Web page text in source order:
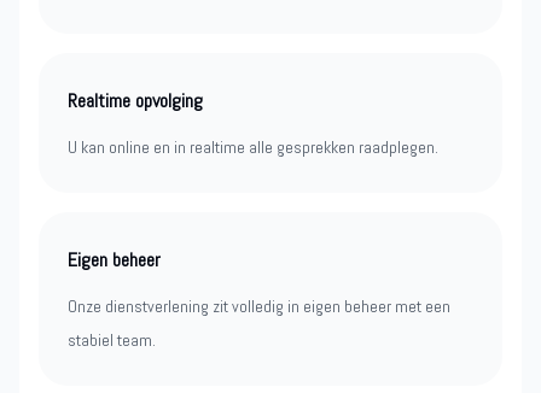
Realtime opvolging
U kan online en in realtime alle gesprekken raadplegen.
Eigen beheer
Onze dienstverlening zit volledig in eigen beheer met een
stabiel team.